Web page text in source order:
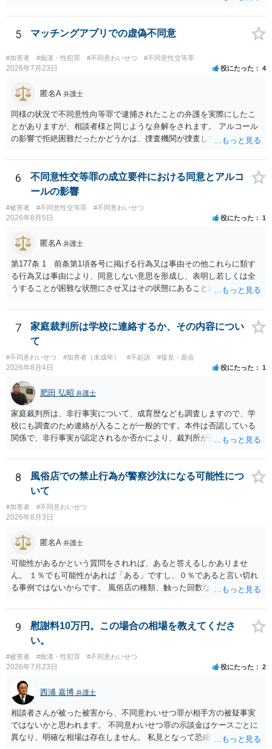
の（不起訴事案）を含めて数件経験していますが、いずれも警察の対
応は前者です。 特に近年は、いわゆる異性間のトラブルから報復的
ており、警察も闇雲な逮捕をしないよう慎重になっているため、まず
は前後のＬＩＮＥやInstagram等の履歴をすべて統括的に縦覧して、
動くようになっていると感じます。
5 マッチングアプリでの虚偽不同意
#加害者 #痴漢・性犯罪 #不同意わいせつ #不同意性交等罪
2026年7月23日 役にたった 4
匿名A 弁護士
同様の状況で不同意性向等罪で逮捕されたことの弁護を実際にしたこ
とがありますが、相談者様と同じような弁解をされます。 アルコール
の影響で拒絶困難だったかどうかは、捜査機関が捜査して判断するこ
分かりません。 また、拒絶困難であったとしても、それについて相談
者様に認識がなければ、「故意」がないという判断になることもあり
ます。 相談者様はあくまで「アルコールの影響はない」「完全なる同
のではないでしょうか？（同意してたよねと言っても火に油をそそぐ
だけになりかねません。） そのため、現時点でこれ以上アドバイスで
きることはないとなります。これで回答を終わります。
6
不同意性交等罪の成立要件における同意とアルコ
ールの影響
#被害者 #不同意性交等罪 #不同意わいせつ
2026年8月5日 役にたった 1
匿名A 弁護士
第177条 1 前条第1項各号に掲げる行為又は事由その他これらに類す
る行為又は事由により、同意しない意思を形成し、表明し若しくは全
うすることが困難な状態にさせ又はその状態にあることに乗じて、性
く。）若しくは物を挿入する行為であってわいせつなもの（以下この
条及び第179条第2項において「性交等」という。）をした者は、婚姻
関係の有無にかかわらず、5年以上の有期拘禁刑に処する。 第176条 1
同意しない意思を形成し、表明し若しくは全うすることが困難な状態
にさせ又はその状態にあることに乗じて、わいせつな行為をした者
は、婚姻関係の有無にかかわらず、6月以上10年以下の拘禁刑に処す
る。 ③アルコール若しくは薬物を摂取させること又はそれらの影響が
あること。 以上の通りですから、アルコール摂取だけでなく、「同意
しない意思を形成し、表明し若しくは全うすることが困難な状態」で
あることが必要です。
7
家庭裁判所は学校に連絡するか、その内容につい
て
#不同意わいせつ #加害者（未成年） #不起訴 #接見・面会
2026年8月4日 役にたった 1
肥田 弘昭 弁護士
家庭裁判所は、非行事実について、成育歴なども調査しますので、学
校にも調査のため連絡が入ることが一般的です。本件は否認している
関係で、非行事実が認定されるか否かにより、裁判所が生育歴なども
ば無罪であり、非行がないのですから、その先の調査はないかと思い
ます。ご参考にしてください。
8
風俗店での禁止行為が警察沙汰になる可能性につ
いて
#加害者 #不同意わいせつ
2026年8月3日
匿名A 弁護士
可能性があるかという質問をされれば、あると答えるしかありませ
ん。 １％でも可能性があれば「ある」ですし、０％であると言い切れ
る事例ではないからです。 風俗店の種類、触った回数などによるでし
う。 ただ、要注意の客であるとは認識されているかもしれません。
9
慰謝料10万円。この場合の相場を教えてくださ
い。
#被害者 #痴漢・性犯罪 #不同意わいせつ
2026年7月23日 役にたった 2
西浦 嘉博 弁護士
相談者さんが被った被害から、不同意わいせつ罪が相手方の被疑事実
ではないかと思われます。 不同意わいせつ罪の示談金はケースごとに
異なり、明確な相場は存在しません。 私見となって恐縮ですが、一般